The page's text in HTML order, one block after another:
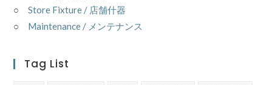
○Store Fixture / 店舗什器
○ Maintenance / メンテナンス
Tag List